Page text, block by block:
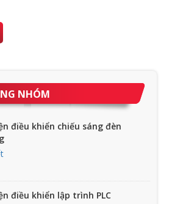
NHÓM
điều khiển chiếu sáng đèn
điều khiển lập trình PLC